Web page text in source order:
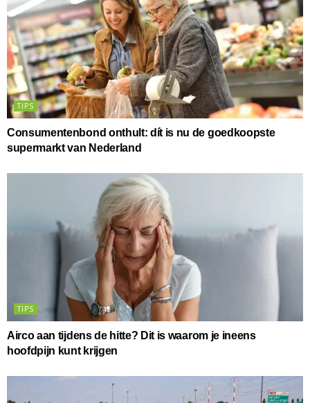
TIPS
Consumentenbond onthult: dít is nu de goedkoopste
supermarkt van Nederland
TIPS
Airco aan tijdens de hitte? Dit is waarom je ineens
hoofdpijn kunt krijgen